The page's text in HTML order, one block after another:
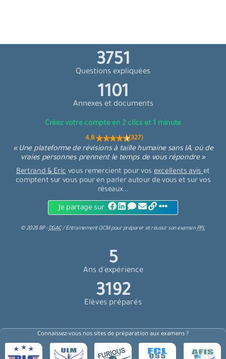
4004
Questions expliquées
1176
Annexes et documents
Créez votre compte en 2 clics et 1 minute
4,8 (327)
« Une plateforme de révisions à taille humaine sans IA, où de
vraies personnes prennent le temps de vous répondre »
Bertrand & Eric vous remercient pour vosexcellents aviset
comptent sur vous pour en parler autour de vous et sur vos
réseaux...
Je partage sur
©2026BP -DGAC /Entrainement QCMpourpréparer et réussir son examenPPL
6
Ans d'expérience
3408
Elèves préparés
Connaissez-vous nos sites de préparation aux examens ?